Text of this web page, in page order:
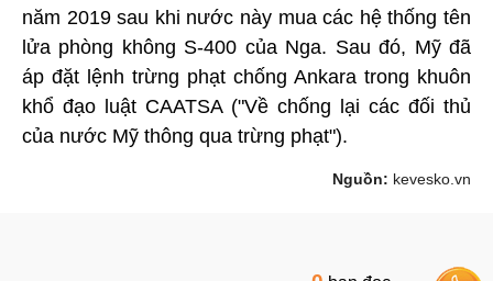
năm 2019 sau khi nước này mua các hệ thống tên
lửa phòng không S-400 của Nga. Sau đó, Mỹ đã
áp đặt lệnh trừng phạt chống Ankara trong khuôn
khổ đạo luật CAATSA ("Về chống lại các đối thủ
của nước Mỹ thông qua trừng phạt").
Nguồn: kevesko.vn